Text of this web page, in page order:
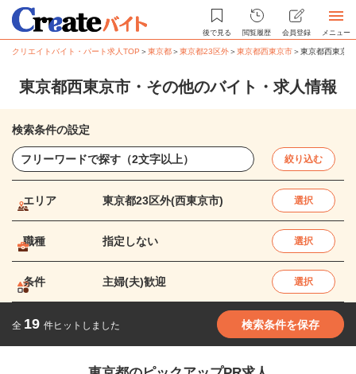
後で見る 閲覧履歴 会員登録 メニュー
クリエイトバイト・パート求人TOP ＞東京都＞東京都23区外＞東京都西東京市＞東京都西東京
東京都西東京市・その他のバイト・求人情報
検索条件の設定
絞り込む
エリア 東京都23区外(西東京市) 選択
職種 指定しない 選択
条件 主婦(夫)歓迎 選択
全 19 件ヒットしました 検索条件を保存